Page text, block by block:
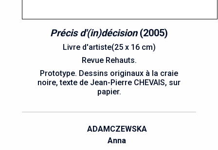
Précis d'(in)décision(2005)
Livre d'artiste(25 x 16 cm)
Revue Rehauts.
Prototype. Dessins originaux à la craie
noire, texte de Jean-Pierre CHEVAIS, sur
papier.
ADAMCZEWSKA
Anna